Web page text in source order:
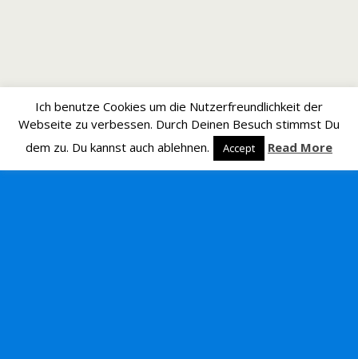
Ich benutze Cookies um die Nutzerfreundlichkeit der
Webseite zu verbessen. Durch Deinen Besuch stimmst Du
dem zu. Du kannst auch ablehnen.
Accept Read More